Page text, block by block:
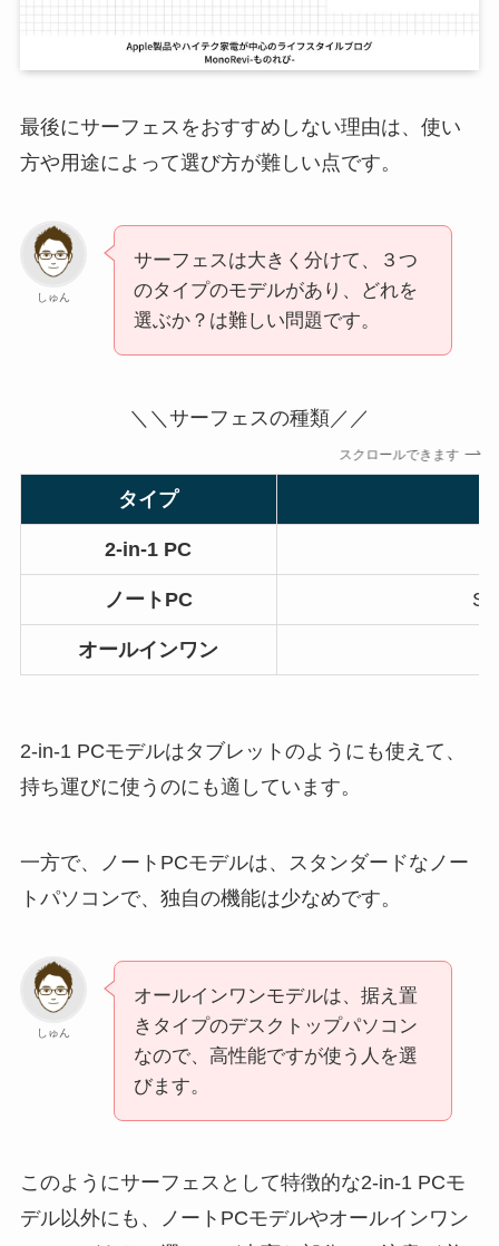
最後にサーフェスをおすすめしない理由は、使い
方や用途によって選び方が難しい点です。
しゅん
サーフェスは大きく分けて、３つ
のタイプのモデルがあり、どれを
選ぶか？は難しい問題です。
＼＼サーフェスの種類／／
スクロールできます
タイプ
2-in-1 PC
ノートPC
オールインワン
2-in-1 PCモデルはタブレットのようにも使えて、
持ち運びに使うのにも適しています。
一方で、ノートPCモデルは、スタンダードなノー
トパソコンで、独自の機能は少なめです。
しゅん
オールインワンモデルは、据え置
きタイプのデスクトップパソコン
なので、高性能ですが使う人を選
びます。
このようにサーフェスとして特徴的な2-in-1 PCモ
デル以外にも、ノートPCモデルやオールインワン